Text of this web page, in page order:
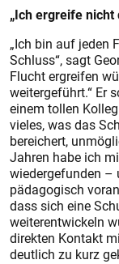
„Ich ergreife nicht
„Ich bin auf jeden
Schluss“, sagt
Flucht ergreifen
weitergeführt.“ Er
einem tollen
vieles, was das
bereichert,
Jahren habe ich
wiedergefunden –
pädagogisch
dass sich eine
weiterentwickeln
direkten Kontakt
deutlich zu kurz